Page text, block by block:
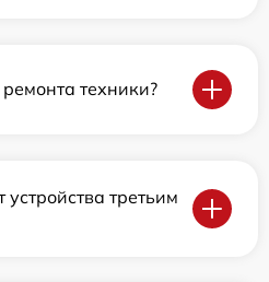
техники?
третьим